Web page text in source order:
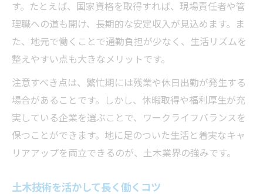
す。たとえば、国家資格を取得すれば、現場責任者や管
理職への道も開け、長期的な安定収入が見込めます。ま
た、地元で働くことで通勤負担が少なく、生活リズムを
整えやすい点も大きなメリットです。
注意すべき点は、繁忙期には残業や休日出勤が発生する
場合があることです。しかし、休暇取得や福利厚生が充
実している企業を選ぶことで、ワークライフバランスを
保つことができます。地に足のついた生活と着実なキャ
リアアップを両立できるのが、土木業界の強みです。
土木技術を活かして長く働くコツ